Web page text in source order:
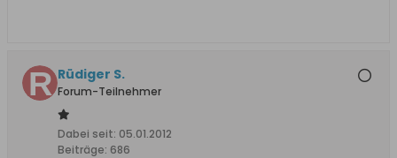
Rüdiger S.
Forum-Teilnehmer
Dabei seit: 05.01.2012
Beiträge: 686